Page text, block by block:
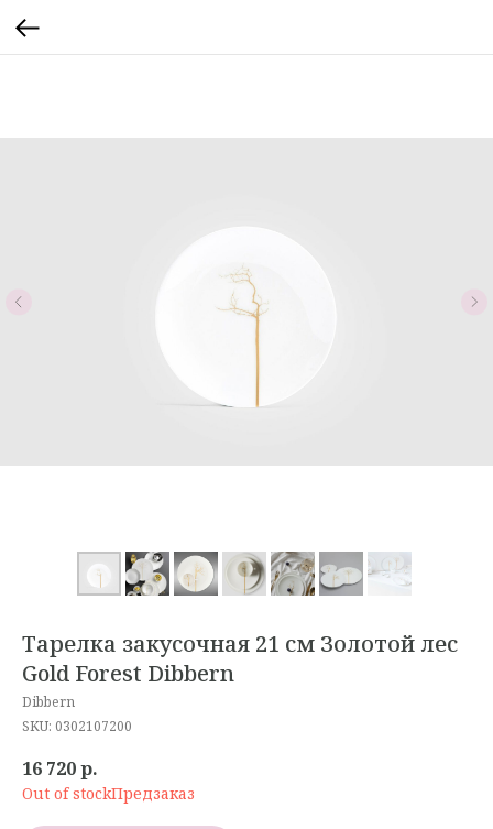
Тарелка закусочная 21 см Золотой лес
Gold Forest Dibbern
Dibbern
SKU: 0302107200
16 720р.
Out of stock